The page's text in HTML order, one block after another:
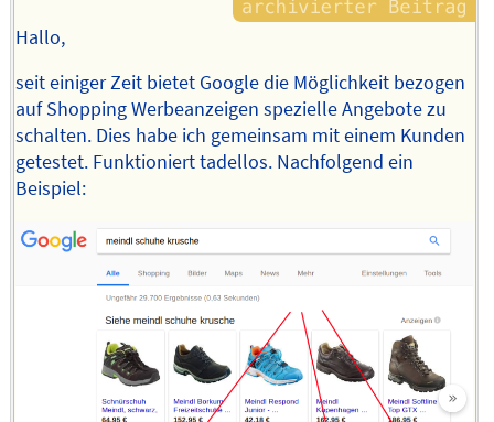
Hallo,
seit einiger Zeit bietet Google die Möglichkeit bezogen
auf Shopping Werbeanzeigen spezielle Angebote zu
schalten. Dies habe ich gemeinsam mit einem Kunden
getestet. Funktioniert tadellos. Nachfolgend ein
Beispiel: